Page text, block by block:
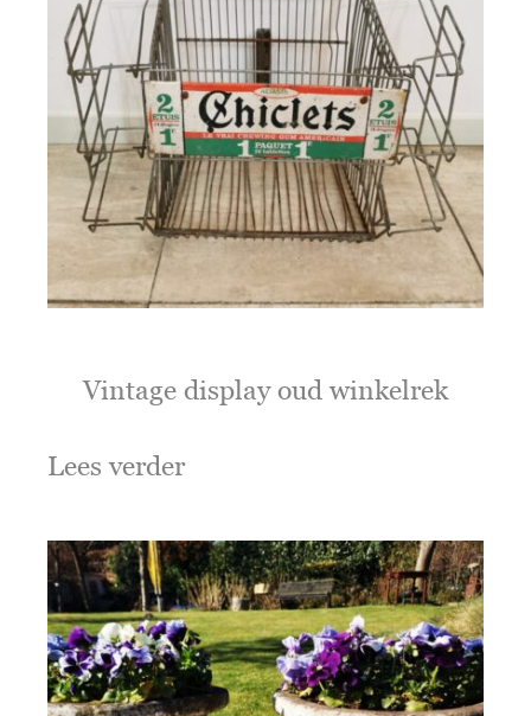
Vintage display oud winkelrek
Lees verder